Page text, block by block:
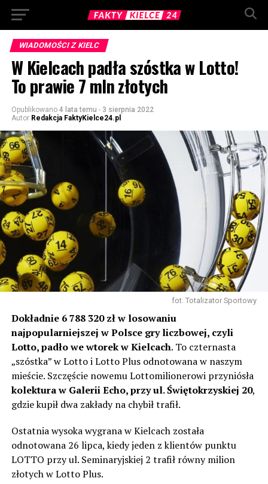
WIADOMOŚCI Z KIELC
W Kielcach padła szóstka w Lotto!
To prawie 7 mln złotych
Opublikowano 4 lata temu - 3 sierpnia 2022
Autor Redakcja FaktyKielce24.pl
fot. Totalizator Sportowy
Dokładnie 6 788 320 zł w losowaniu
najpopularniejszej w Polsce gry liczbowej, czyli
Lotto, padło we wtorek w Kielcach. To czternasta
„szóstka” w Lotto i Lotto Plus odnotowana w naszym
mieście. Szczęście nowemu Lottomilionerowi przyniósła
kolektura w Galerii Echo, przy ul. Świętokrzyskiej 20,
gdzie kupił dwa zakłady na chybił trafił.
Ostatnia wysoka wygrana w Kielcach została
odnotowana 26 lipca, kiedy jeden z klientów punktu
LOTTO przy ul. Seminaryjskiej 2 trafił równy milion
złotych w Lotto Plus.